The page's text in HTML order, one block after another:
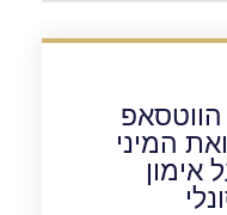
המיני
אימון